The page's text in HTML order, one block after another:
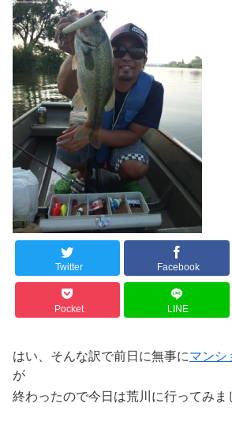
Twitter Facebook
Pocket LINE
はい、そんな訳で前日に無事にマンシ
が
終わったので今日は荒川に行ってみま